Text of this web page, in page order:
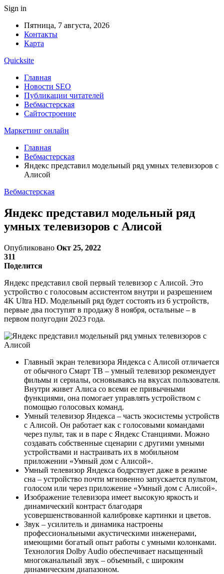
Sign in
Пятница, 7 августа, 2026
Контакты
Карта
Quicksite
Главная
Новости SEO
Публикации читателей
Вебмастерская
Сайтостроение
Маркетинг онлайн
Главная
Вебмастерская
Яндекс представил модельный ряд умных телевизоров с
Алисой
Вебмастерская
Яндекс представил модельный ряд
умных телевизоров с Алисой
Опубликовано Окт 25, 2022
311
Поделится
Яндекс представил свой первый телевизор с Алисой. Это
устройство с голосовым ассистентом внутри и разрешением
4K Ultra HD. Модельный ряд будет состоять из 6 устройств,
первые два поступят в продажу 8 ноября, остальные – в
первом полугодии 2023 года.
Главный экран телевизора Яндекса с Алисой отличается
от обычного Смарт ТВ – умный телевизор рекомендует
фильмы и сериалы, основываясь на вкусах пользователя.
Внутри живет Алиса со всеми ее привычными
функциями, она помогает управлять устройством с
помощью голосовых команд.
Умный телевизор Яндекса – часть экосистемы устройств
с Алисой. Он работает как с голосовыми командами
через пульт, так и в паре с Яндекс Станциями. Можно
создавать собственные сценарии с другими умными
устройствами и настраивать их в мобильном
приложении «Умный дом с Алисой».
Умный телевизор Яндекса бодрствует даже в режиме
сна – устройство почти мгновенно запускается пультом,
голосом или через приложение «Умный дом с Алисой».
Изображение телевизора имеет высокую яркость и
динамический контраст благодаря
усовершенствованной калибровке картинки и цветов.
Звук – усилитель и динамика настроены
профессиональными акустическими инженерами,
имеющими богатый опыт работы с умными колонками.
Технология Dolby Audio обеспечивает насыщенный
многоканальный звук – объемный, с широким
динамическим диапазоном.